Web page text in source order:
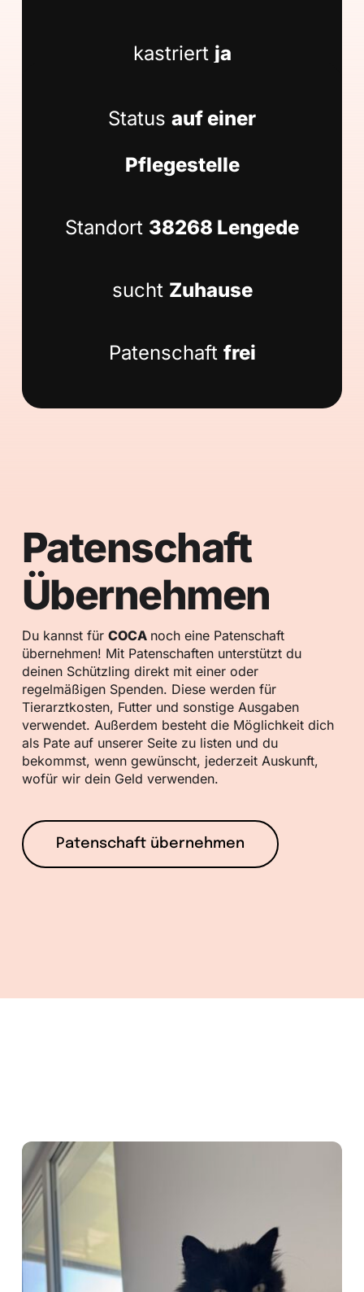
kastriert ja
Status auf einer
Pflegestelle
Standort 38268 Lengede
sucht Zuhause
Patenschaft frei
Patenschaft
Übernehmen
Du kannst für COCA noch eine Patenschaft
übernehmen! Mit Patenschaften unterstützt du
deinen Schützling direkt mit einer oder
regelmäßigen Spenden. Diese werden für
Tierarztkosten, Futter und sonstige Ausgaben
verwendet. Außerdem besteht die Möglichkeit dich
als Pate auf unserer Seite zu listen und du
bekommst, wenn gewünscht, jederzeit Auskunft,
wofür wir dein Geld verwenden.
Patenschaft übernehmen